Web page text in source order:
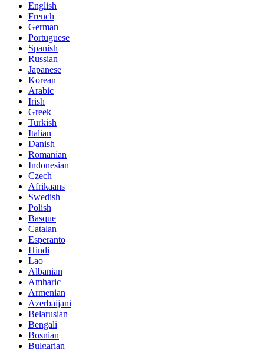
English
French
German
Portuguese
Spanish
Russian
Japanese
Korean
Arabic
Irish
Greek
Turkish
Italian
Danish
Romanian
Indonesian
Czech
Afrikaans
Swedish
Polish
Basque
Catalan
Esperanto
Hindi
Lao
Albanian
Amharic
Armenian
Azerbaijani
Belarusian
Bengali
Bosnian
Bulgarian